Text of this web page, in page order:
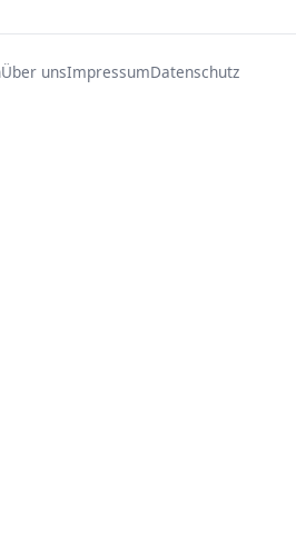
Über unsImpressumDatenschutz